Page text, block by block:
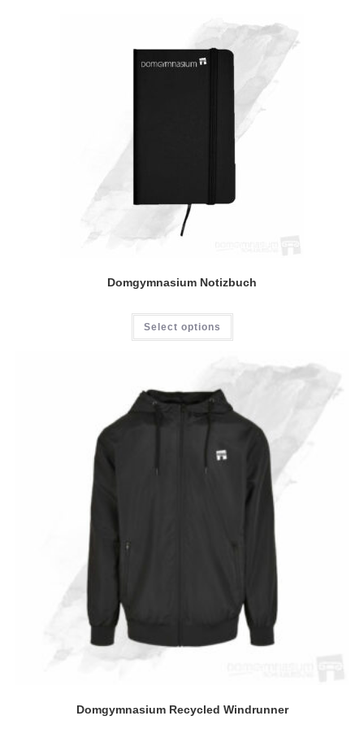
Domgymnasium Notizbuch
Select options
Domgymnasium Recycled Windrunner